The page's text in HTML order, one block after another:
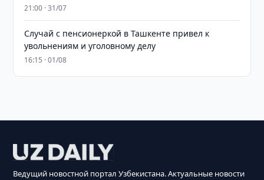
21:00 · 31/07
Случай с пенсионеркой в Ташкенте привел к
увольнениям и уголовному делу
16:15 · 01/08
Ведущий новостной портал Узбекистана. Актуальные новости